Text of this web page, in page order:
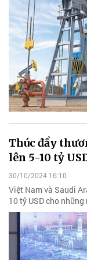
Thúc đẩy
lên 5-10 tỷ
30/10/2024 16:10
Việt Nam và Saudi
10 tỷ USD cho